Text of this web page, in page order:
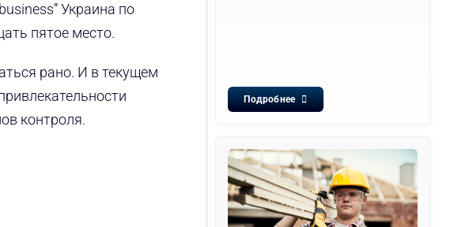
Украина по
пятое место.
рано. И в текущем
контроля.
Подробнее